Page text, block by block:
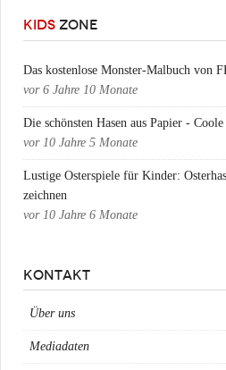
KIDS ZONE
Das kostenlose Monster-Malbuch von
vor 6 Jahre 10 Monate
Die schönsten Hasen aus Papier -
vor 10 Jahre 5 Monate
Lustige Osterspiele für Kinder:
zeichnen
vor 10 Jahre 6 Monate
KONTAKT
Über uns
Mediadaten